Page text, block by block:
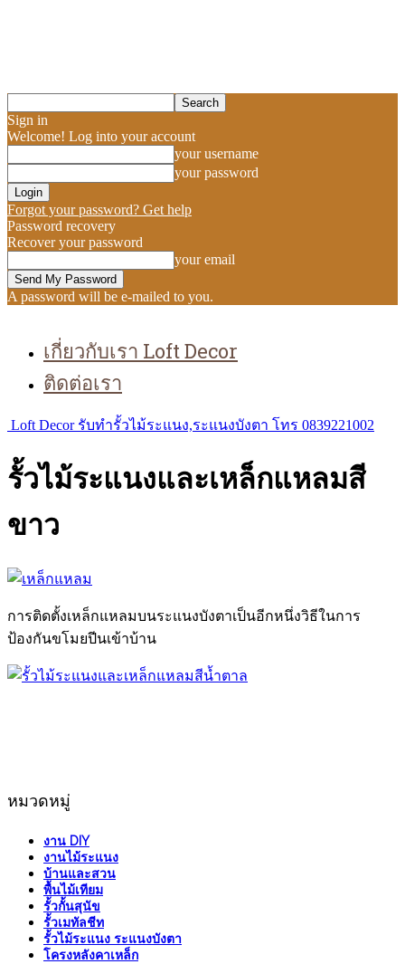
Sign in
Welcome! Log into your account
your username
your password
Forgot your password? Get help
Password recovery
Recover your password
your email
A password will be e-mailed to you.
เกี่ยวกับเรา Loft Decor
ติดต่อเรา
Loft Decor รับทำรั้วไม้ระแนง,ระแนงบังตา โทร 0839221002
รั้วไม้ระแนงและเหล็กแหลมสี
ขาว
การติดตั้งเหล็กแหลมบนระแนงบังตาเป็นอีกหนึ่งวิธีในการ
ป้องกันขโมยปีนเข้าบ้าน
หมวดหมู่
งาน DIY
งานไม้ระแนง
บ้านและสวน
พื้นไม้เทียม
รั้วกั้นสุนัข
รั้วเมทัลชีท
รั้วไม้ระแนง ระแนงบังตา
โครงหลังคาเหล็ก